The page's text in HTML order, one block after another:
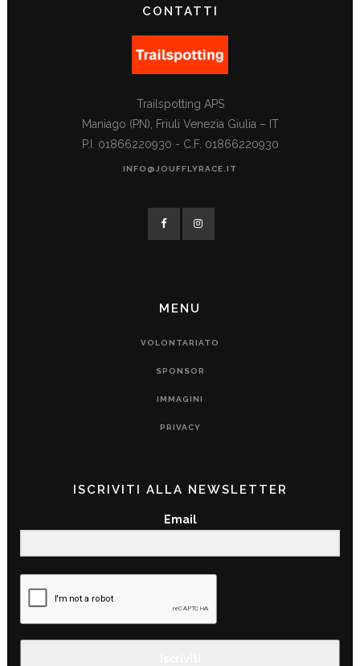
CONTATTI
Trailspotting APS
Maniago (PN), Friuli Venezia Giulia – IT
P.I. 01866220930 - C.F. 01866220930
INFO@JOUFFLYRACE.IT
MENU
VOLONTARIATO
SPONSOR
IMMAGINI
PRIVACY
ISCRIVITI ALLA NEWSLETTER
Email